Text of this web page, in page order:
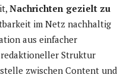
Nachrichten gezielt zu
im Netz nachhaltig
aus einfacher
redaktioneller Struktur
zwischen Content und